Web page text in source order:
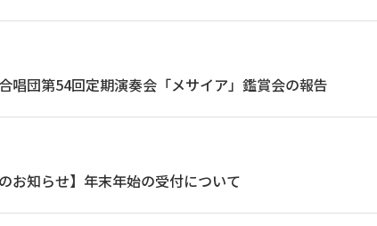
唱団第54回定期演奏会「メサイア」鑑賞会の報告
お知らせ】年末年始の受付について